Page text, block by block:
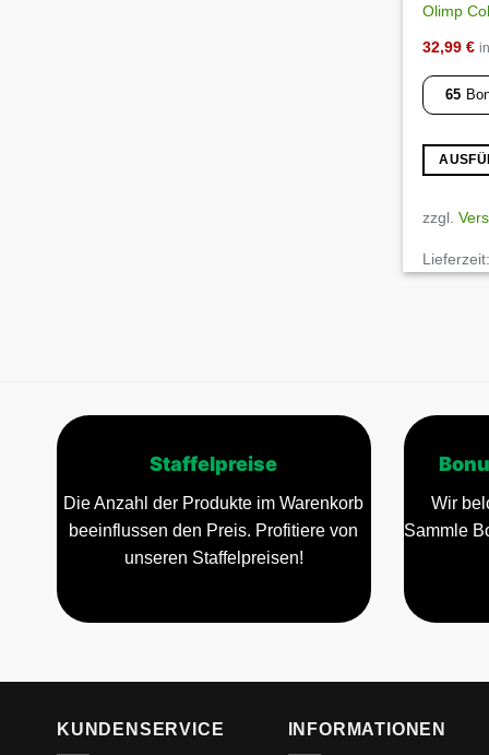
Olimp
32,99 €
65
Produkt
mehrere
auf
werden
zzgl.
Lieferzeit:
Staffelpreise
Die Anzahl der Produkte im Warenkorb
beeinflussen den Preis. Profitiere von
unseren Staffelpreisen!
Wir
Sammle
KUNDENSERVICE INFORMATIONEN